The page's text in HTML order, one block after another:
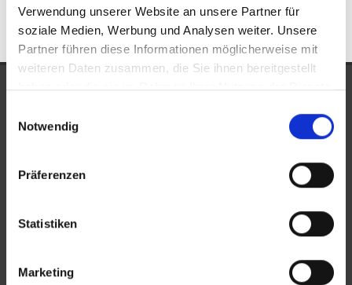
Verwendung unserer Website an unsere Partner für
soziale Medien, Werbung und Analysen weiter. Unsere
Partner führen diese Informationen möglicherweise mit
weiteren Daten zusammen, die Sie ihnen bereitgestellt
haben oder die sie im Rahmen Ihrer Nutzung der Dienste
Notwendig
Präferenzen
Statistiken
Marketing
UNSERE AUSZEICHNUNGEN
KONTAKT